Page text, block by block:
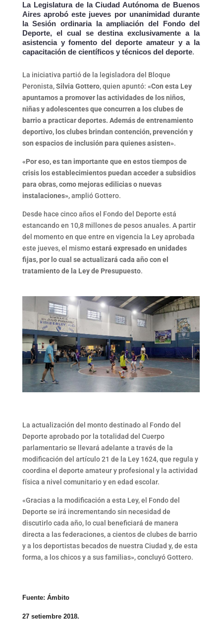
La Legislatura de la Ciudad Autónoma de Buenos
Aires aprobó este jueves por unanimidad durante
la Sesión ordinaria la ampliación del Fondo del
Deporte, el cual se destina exclusivamente a la
asistencia y fomento del deporte amateur y a la
capacitación de científicos y técnicos del deporte.
La iniciativa partió de la legisladora del Bloque
Peronista,Silvia Gottero, quien apuntó: «Con esta Ley
apuntamos a promover las actividades de los niños,
niñas y adolescentes que concurren a los clubes de
barrio a practicar deportes. Además de entrenamiento
deportivo, los clubes brindan contención, prevención y
son espacios de inclusión para quienes asisten».
«Por eso, es tan importante que en estos tiempos de
crisis los establecimientos puedan acceder a subsidios
para obras, como mejoras edilicias o nuevas
instalaciones», amplió Gottero.
Desde hace cinco años el Fondo del Deporte está
estancando en 10,8 millones de pesos anuales. A partir
del momento en que entre en vigencia la Ley aprobada
este jueves, el mismoestará expresado en unidades
fijas, por lo cual se actualizará cada año con el
tratamiento de la Ley de Presupuesto.
La actualización del monto destinado al Fondo del
Deporte aprobado por la totalidad del Cuerpo
parlamentario se llevará adelante a través de la
modificación del artículo 21 de la Ley 1624, que regula y
coordina el deporte amateur y profesional y la actividad
física a nivel comunitario y en edad escolar.
«Gracias a la modificación a esta Ley, el Fondo del
Deporte se irá incrementando sin necesidad de
discutirlo cada año, lo cual beneficiará de manera
directa a las federaciones, a cientos de clubes de barrio
y a los deportistas becados de nuestra Ciudad y, de esta
forma, a los chicos y a sus familias», concluyó Gottero.
Fuente: Ámbito
27 setiembre 2018.